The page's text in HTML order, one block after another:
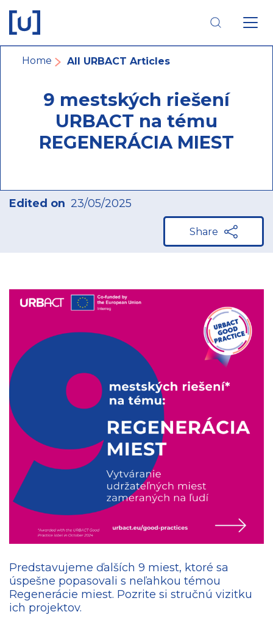
main
navigation
main
content
footer
navigation
Breadcrumb
Home All URBACT Articles
9 mestských riešení
URBACT na tému
REGENERÁCIA MIEST
Edited on 23/05/2025
Share
Predstavujeme ďalších 9 miest, ktoré sa
úspešne popasovali s neľahkou témou
Regenerácie miest. Pozrite si stručnú vizitku
ich projektov.